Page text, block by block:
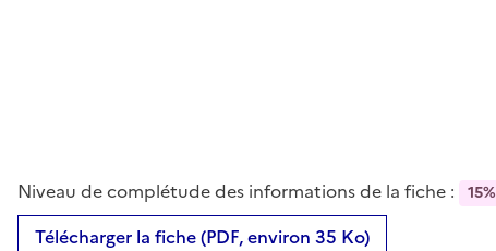
Niveau de complétude des informations de la fiche : 15%
Télécharger la fiche (PDF, environ 35 Ko)